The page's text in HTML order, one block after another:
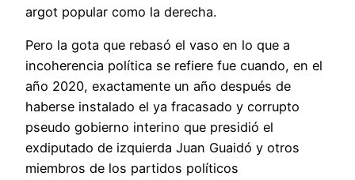
argot popular como la derecha.
Pero la gota que rebasó el vaso en lo que a
incoherencia política se refiere fue cuando, en el
año 2020, exactamente un año después de
haberse instalado el ya fracasado y corrupto
pseudo gobierno interino que presidió el
exdiputado de izquierda Juan Guaidó y otros
miembros de los partidos políticos